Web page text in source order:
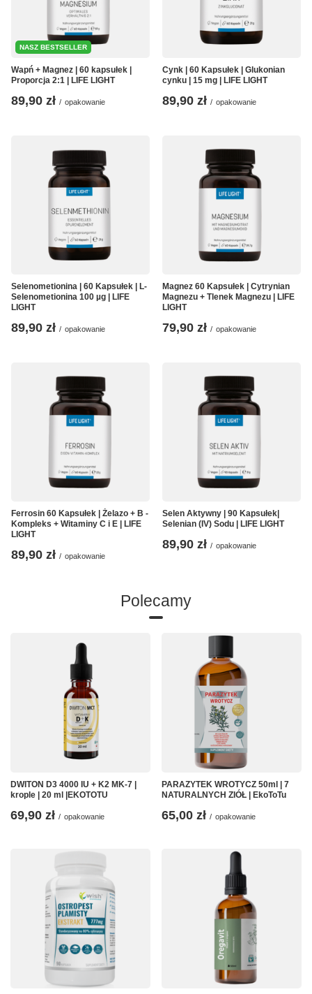
NASZ BESTSELLER
Wapń + Magnez | 60 kapsułek |
Proporcja 2:1 | LIFE LIGHT
89,90 zł / opakowanie
Cynk | 60 Kapsułek | Glukonian
cynku | 15 mg | LIFE LIGHT
89,90 zł / opakowanie
Selenometionina | 60 Kapsułek | L-
Selenometionina 100 µg | LIFE
LIGHT
89,90 zł / opakowanie
Magnez 60 Kapsułek | Cytrynian
Magnezu + Tlenek Magnezu | LIFE
LIGHT
79,90 zł / opakowanie
Ferrosin 60 Kapsułek | Żelazo + B -
Kompleks + Witaminy C i E | LIFE
LIGHT
89,90 zł / opakowanie
Selen Aktywny | 90 Kapsułek|
Selenian (IV) Sodu | LIFE LIGHT
89,90 zł / opakowanie
Polecamy
DWITON D3 4000 IU + K2 MK-7 |
krople | 20 ml |EKOTOTU
69,90 zł / opakowanie
PARAZYTEK WROTYCZ 50ml | 7
NATURALNYCH ZIÓŁ | EkoToTu
65,00 zł / opakowanie